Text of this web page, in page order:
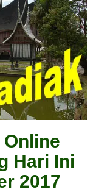
Hari Ini
2017